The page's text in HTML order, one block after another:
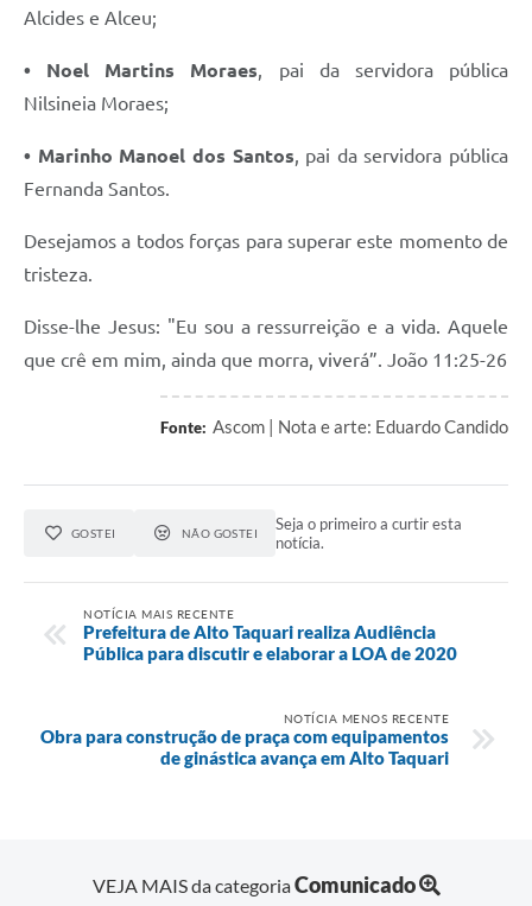
Alcides e Alceu;
• Noel Martins Moraes, pai da servidora pública
Nilsineia Moraes;
• Marinho Manoel dos Santos, pai da servidora pública
Fernanda Santos.
Desejamos a todos forças para superar este momento de
tristeza.
Disse-lhe Jesus: "Eu sou a ressurreição e a vida. Aquele
que crê em mim, ainda que morra, viverá”. João 11:25-26
Fonte: Ascom | Nota e arte: Eduardo Candido
GOSTEI NÃO GOSTEI
Seja o primeiro a curtir esta
notícia.
NOTÍCIA MAIS RECENTE
Prefeitura de Alto Taquari realiza Audiência
Pública para discutir e elaborar a LOA de 2020
NOTÍCIA MENOS RECENTE
Obra para construção de praça com equipamentos
de ginástica avança em Alto Taquari
VEJA MAIS da categoriaComunicado